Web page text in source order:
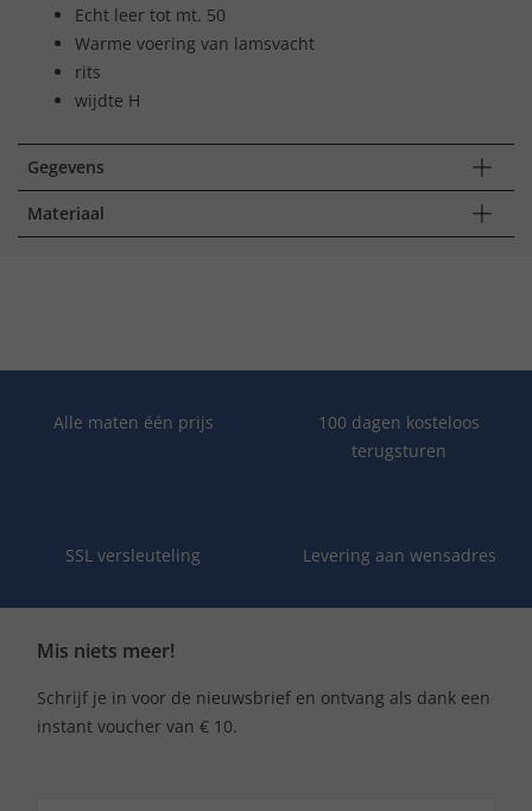
Echt leer tot mt. 50
Warme voering van lamsvacht
rits
wijdte H
Gegevens
Materiaal
Alle maten één prijs
100 dagen kosteloos
terugsturen
SSL versleuteling Levering aan wensadres
Mis niets meer!
Schrijf je in voor de nieuwsbrief en ontvang als dank een
instant voucher van € 10.